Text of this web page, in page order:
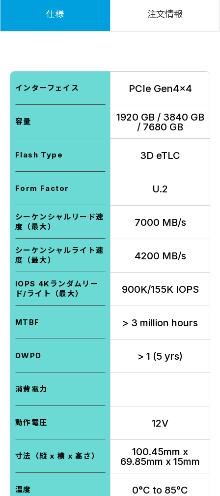
仕様 注文情報
インターフェイス PCIe Gen4x4
容量
1920 GB / 3840 GB
/ 7680 GB
Flash Type 3D eTLC
Form Factor U.2
シーケンシャルリード速
度（最大）
7000 MB/s
シーケンシャルライト速
度（最大）
4200 MB/s
IOPS 4Kランダムリー
ド/ライト（最大）
900K/155K IOPS
MTBF > 3 million hours
DWPD > 1 (5 yrs)
消費電力
動作電圧 12V
寸法（縦 x 横 x 高さ）
100.45mm x
69.85mm x 15mm
温度 0°C to 85°C